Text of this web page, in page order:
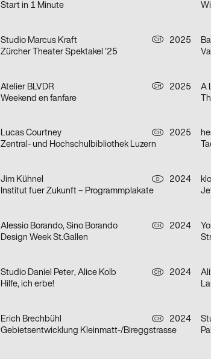
Start in 1 Minute
Studio Marcus Kraft CH
2025
Zürcher Theater Spektakel ’25
Atelier BLVDR CH
2025
Weekend en fanfare
A
Lucas Courtney CH
2025
Zentral- und Hochschulbibliothek Luzern
Jim Kühnel D
2024
Institut fuer Zukunft – Programmplakate
Alessio Borando, Sino Borando CH
2024
Design Week St.Gallen
Studio Daniel Peter, Alice Kolb CH
2024
Hilfe, ich erbe!
Erich Brechbühl CH
2024
Gebietsentwicklung Kleinmatt-/Bireggstrasse